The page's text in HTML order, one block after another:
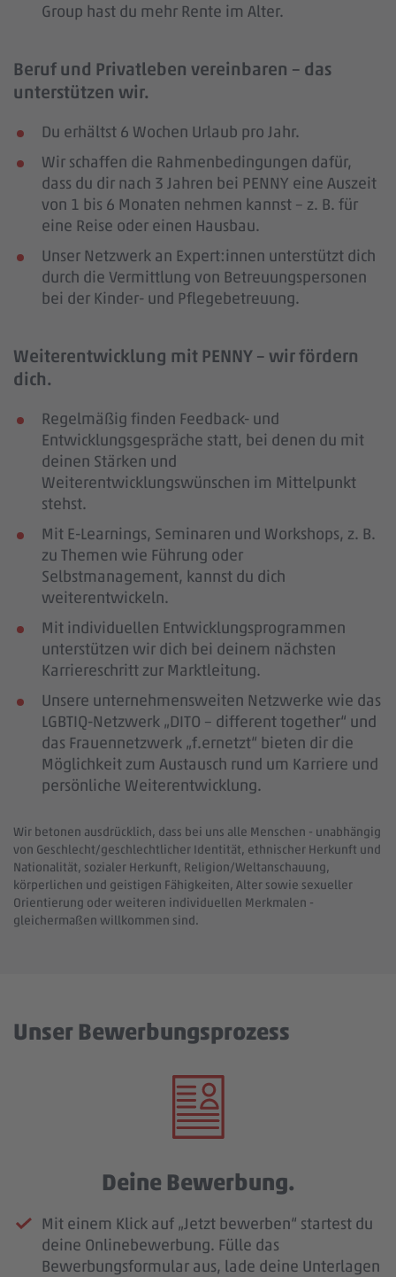
Group hast du mehr Rente im Alter.
Beruf und Privatleben vereinbaren – das
unterstützen wir.
Du erhältst 6 Wochen Urlaub pro Jahr.
Wir schaffen die Rahmenbedingungen dafür,
dass du dir nach 3 Jahren bei PENNY eine Auszeit
von 1 bis 6 Monaten nehmen kannst – z. B. für
eine Reise oder einen Hausbau.
Unser Netzwerk an Expert:innen unterstützt dich
durch die Vermittlung von Betreuungspersonen
bei der Kinder- und Pflegebetreuung.
Weiterentwicklung mit PENNY – wir fördern
dich.
Regelmäßig finden Feedback- und
Entwicklungsgespräche statt, bei denen du mit
deinen Stärken und
Weiterentwicklungswünschen im Mittelpunkt
stehst.
Mit E-Learnings, Seminaren und Workshops, z. B.
zu Themen wie Führung oder
Selbstmanagement, kannst du dich
weiterentwickeln.
Mit individuellen Entwicklungsprogrammen
unterstützen wir dich bei deinem nächsten
Karriereschritt zur Marktleitung.
Unsere unternehmensweiten Netzwerke wie das
LGBTIQ-Netzwerk „DITO – different together“ und
das Frauennetzwerk „f.ernetzt“ bieten dir die
Möglichkeit zum Austausch rund um Karriere und
persönliche Weiterentwicklung.
Wir betonen ausdrücklich, dass bei uns alle Menschen - unabhängig
von Geschlecht/geschlechtlicher Identität, ethnischer Herkunft und
Nationalität, sozialer Herkunft, Religion/Weltanschauung,
körperlichen und geistigen Fähigkeiten, Alter sowie sexueller
Orientierung oder weiteren individuellen Merkmalen -
gleichermaßen willkommen sind.
Unser Bewerbungsprozess
Deine Bewerbung.
Mit einem Klick auf „Jetzt bewerben“ startest du
deine Onlinebewerbung. Fülle das
Bewerbungsformular aus, lade deine Unterlagen